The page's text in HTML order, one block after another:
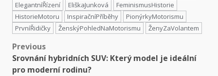
ElegantníŘízení
EliškaJunková
FeminismusHistorie
HistorieMotoru
InspiračníPříběhy
PionýrkyMotorismu
PrvníŘidičky
ŽenskýPohledNaMotorismu ŽenyZaVolantem
Previous
Srovnání hybridních SUV: Který model je ideální
pro moderní rodinu?